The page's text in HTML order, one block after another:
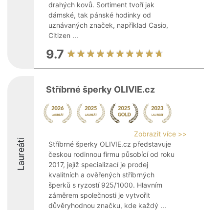
drahých kovů. Sortiment tvoří jak
dámské, tak pánské hodinky od
uznávaných značek, například Casio,
Citizen ...
9.7
Laureáti
Stříbrné šperky OLIVIE.cz
Zobrazit více >>
Stříbrné šperky OLIVIE.cz představuje
českou rodinnou firmu působící od roku
2017, jejíž specializací je prodej
kvalitních a ověřených stříbrných
šperků s ryzostí 925/1000. Hlavním
záměrem společnosti je vytvořit
důvěryhodnou značku, kde každý ...